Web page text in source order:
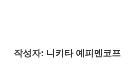
작성자: 니키타 예피멘코프